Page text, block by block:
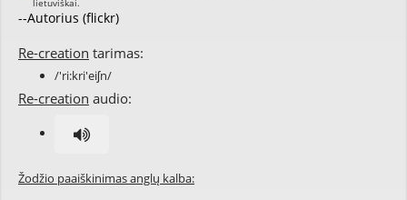
--Autorius (flickr)
Re-creation tarimas:
/'ri:kri'eiʃn/
Re-creation audio:
Žodžio paaiškinimas anglų kalba: